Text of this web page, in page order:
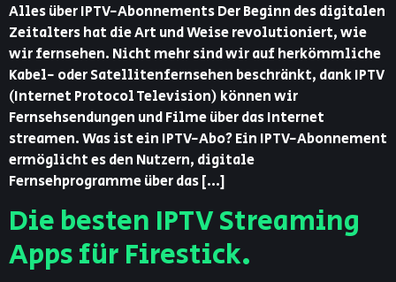
Alles über IPTV-Abonnements Der Beginn des digitalen
Zeitalters hat die Art und Weise revolutioniert, wie
wir fernsehen. Nicht mehr sind wir auf herkömmliche
Kabel- oder Satellitenfernsehen beschränkt, dank IPTV
(Internet Protocol Television) können wir
Fernsehsendungen und Filme über das Internet
streamen. Was ist ein IPTV-Abo? Ein IPTV-Abonnement
ermöglicht es den Nutzern, digitale
Fernsehprogramme über das […]
Die besten IPTV Streaming
Apps für Firestick.